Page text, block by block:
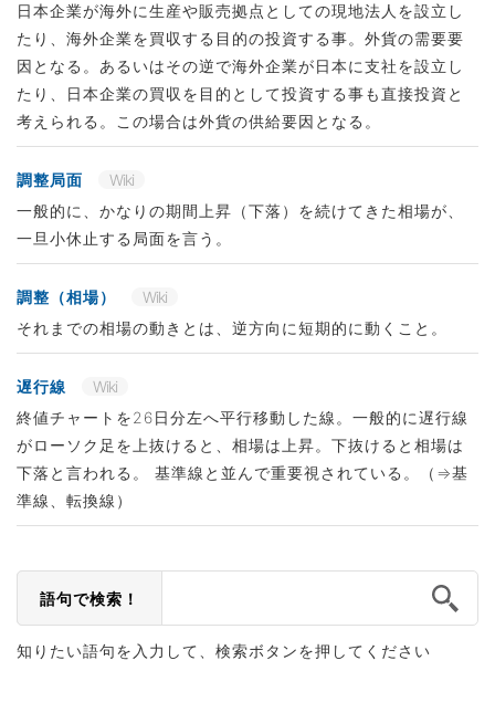
日本企業が海外に生産や販売拠点としての現地法人を設立し
たり、海外企業を買収する目的の投資する事。外貨の需要要
因となる。あるいはその逆で海外企業が日本に支社を設立し
たり、日本企業の買収を目的として投資する事も直接投資と
考えられる。この場合は外貨の供給要因となる。
調整局面
Wiki
一般的に、かなりの期間上昇（下落）を続けてきた相場が、
一旦小休止する局面を言う。
調整（相場）
Wiki
それまでの相場の動きとは、逆方向に短期的に動くこと。
遅行線
Wiki
終値チャートを26日分左へ平行移動した線。一般的に遅行線
がローソク足を上抜けると、相場は上昇。下抜けると相場は
下落と言われる。 基準線と並んで重要視されている。（⇒基
準線、転換線）
語句で検索！
知りたい語句を入力して、検索ボタンを押してください